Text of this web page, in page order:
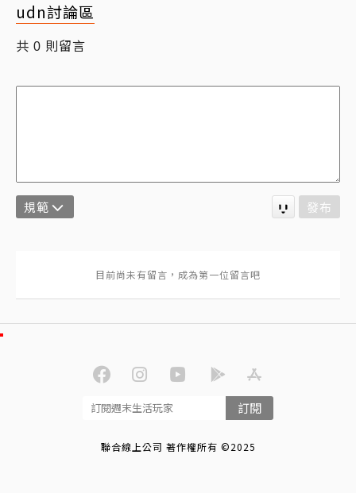
udn討論區
共 0 則留言
規範 發布
訂閱
聯合線上公司 著作權所有 ©2025